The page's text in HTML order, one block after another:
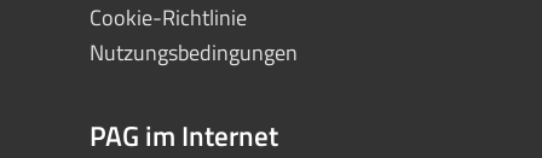
Cookie-Richtlinie
Nutzungsbedingungen
PAG im Internet